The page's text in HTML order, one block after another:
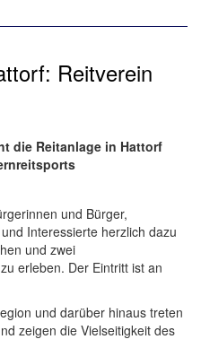
Reitverein
die Reitanlage in Hattorf
und Bürger,
Interessierte herzlich dazu
und zwei
erleben. Der Eintritt ist an
und darüber hinaus treten
zeigen die Vielseitigkeit des